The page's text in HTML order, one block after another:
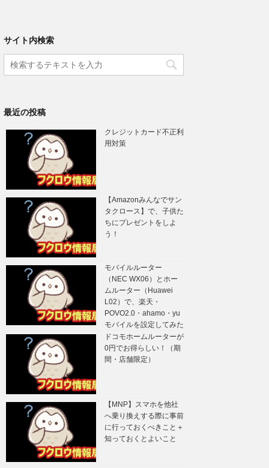
サイト内検索
最近の投稿
クレジットカード不正利
用対策
【Amazonみんなでサン
タクロース】で、子供た
ちにプレゼントをしよ
う！
モバイルルーター
（NEC WX06）とホー
ムルーター（Huawei
L02）で、楽天・
POVO2.0・ahamo・yu
モバイルを設定してみた
ドコモホームルーターが
0円でお得らしい！（期
間・店舗限定）
【MNP】スマホを他社
へ乗り換えする際に事前
に行っておくべきこと＋
知っておくとよいこと